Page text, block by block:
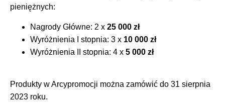
pieniężnych:
Nagrody Główne: 2 x 25 000 zł
Wyróżnienia I stopnia: 3 x 10 000 zł
Wyróżnienia II stopnia: 4 x 5 000 zł
Produkty w Arcypromocji można zamówić do 31 sierpnia
2023 roku.